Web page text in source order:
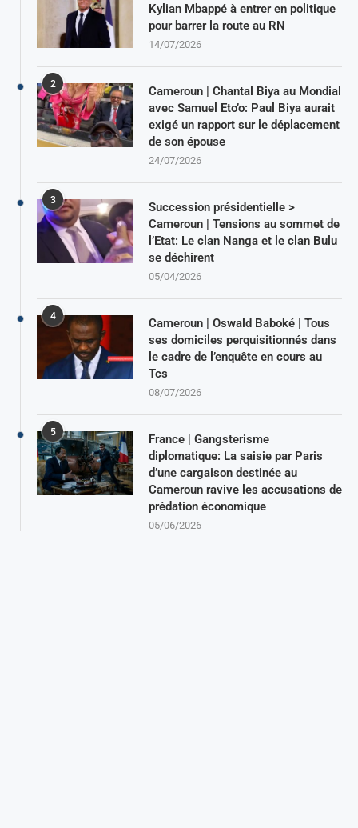
Kylian Mbappé à entrer en politique
pour barrer la route au RN
14/07/2026
2
Cameroun | Chantal Biya au Mondial
avec Samuel Eto’o: Paul Biya aurait
exigé un rapport sur le déplacement
de son épouse
24/07/2026
3
Succession présidentielle >
Cameroun | Tensions au sommet de
l’Etat: Le clan Nanga et le clan Bulu
se déchirent
05/04/2026
4
Cameroun | Oswald Baboké | Tous
ses domiciles perquisitionnés dans
le cadre de l’enquête en cours au
Tcs
08/07/2026
5
France | Gangsterisme
diplomatique: La saisie par Paris
d’une cargaison destinée au
Cameroun ravive les accusations de
prédation économique
05/06/2026